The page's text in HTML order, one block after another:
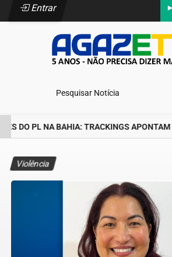
Entrar
Pesquisar Notícia
DO PL NA BAHIA: TRACKINGS APONTAM
Violência